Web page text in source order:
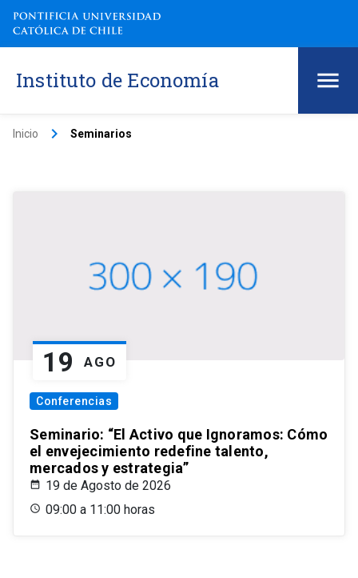
Instituto de Economía
Inicio keyboard_arrow_right Seminarios
19 AGO
Conferencias
Seminario: “El Activo que Ignoramos: Cómo
el envejecimiento redefine talento,
mercados y estrategia”
19 de Agosto de 2026
09:00 a 11:00 horas